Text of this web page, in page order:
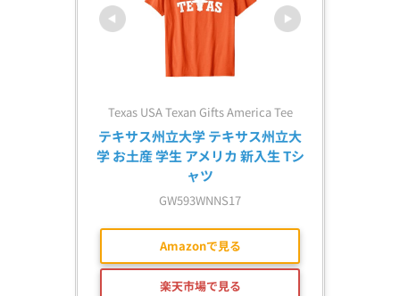
Texas USA Texan Gifts America Tee
テキサス州立大学 テキサス州立大
学 お土産 学生 アメリカ 新入生 Tシ
ャツ
GW593WNNS17
Amazonで見る
楽天市場で見る